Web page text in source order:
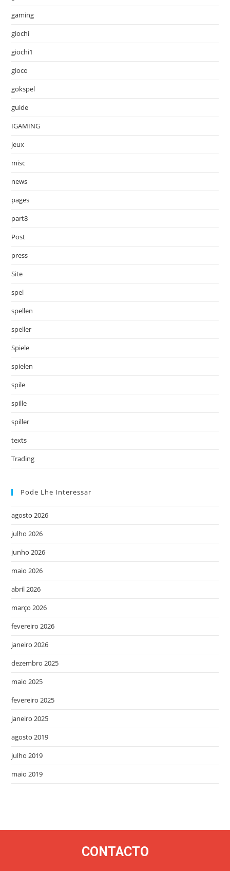
gaming
giochi
giochi1
gioco
gokspel
guide
IGAMING
jeux
misc
news
pages
part8
Post
press
Site
spel
spellen
speller
Spiele
spielen
spile
spille
spiller
texts
Trading
Pode Lhe Interessar
agosto 2026
julho 2026
junho 2026
maio 2026
abril 2026
março 2026
fevereiro 2026
janeiro 2026
dezembro 2025
maio 2025
fevereiro 2025
janeiro 2025
agosto 2019
julho 2019
maio 2019
CONTACTO